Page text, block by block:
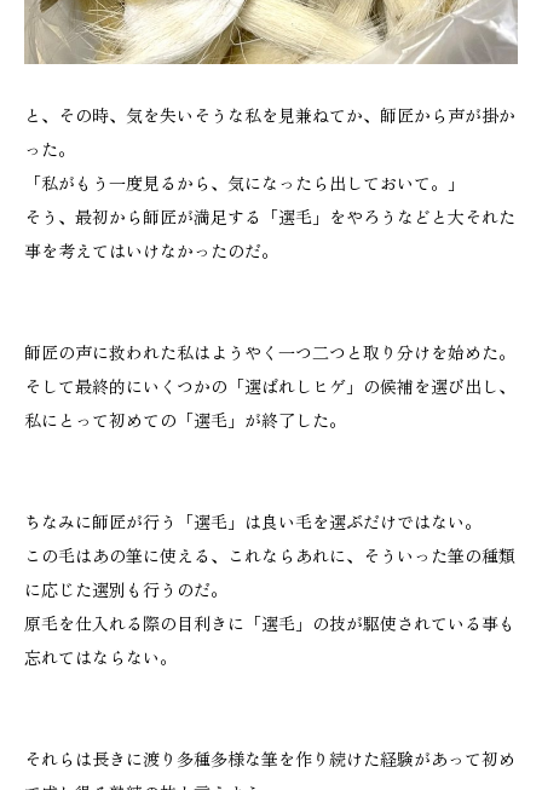
と、その時、気を失いそうな私を見兼ねてか、師匠から声が掛か
った。
「私がもう一度見るから、気になったら出しておいて。」
そう、最初から師匠が満足する「選毛」をやろうなどと大それた
事を考えてはいけなかったのだ。
師匠の声に救われた私はようやく一つ二つと取り分けを始めた。
そして最終的にいくつかの「選ばれしヒゲ」の候補を選び出し、
私にとって初めての「選毛」が終了した。
ちなみに師匠が行う「選毛」は良い毛を選ぶだけではない。
この毛はあの筆に使える、これならあれに、そういった筆の種類
に応じた選別も行うのだ。
原毛を仕入れる際の目利きに「選毛」の技が駆使されている事も
忘れてはならない。
それらは長きに渡り多種多様な筆を作り続けた経験があって初め